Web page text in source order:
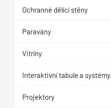
Ochranné dělící stěny
Paravány
Vitríny
Interaktivní tabule a systémy
Projektory